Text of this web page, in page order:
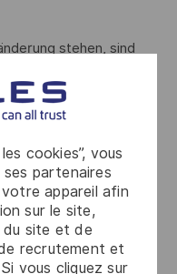
cookies”, vous
partenaires
appareil afin
sur le site,
du site et de
recrutement et
vous cliquez sur
stehen, sind
der Komplexität von
von
Ihr
sich schon auf Ihre
Partner